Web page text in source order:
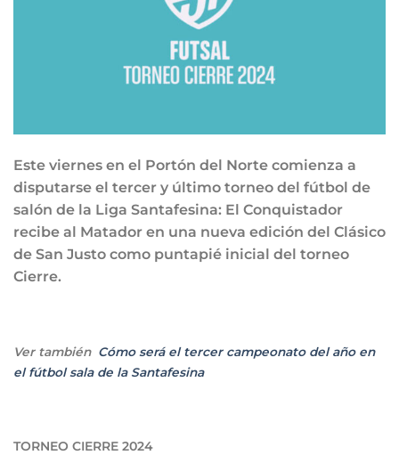
Este viernes en el Portón del Norte comienza a
disputarse el tercer y último torneo del fútbol de
salón de la Liga Santafesina: El Conquistador
recibe al Matador en una nueva edición del Clásico
de San Justo como puntapié inicial del torneo
Cierre.
Ver también Cómo será el tercer campeonato del año en
el fútbol sala de la Santafesina
TORNEO CIERRE 2024